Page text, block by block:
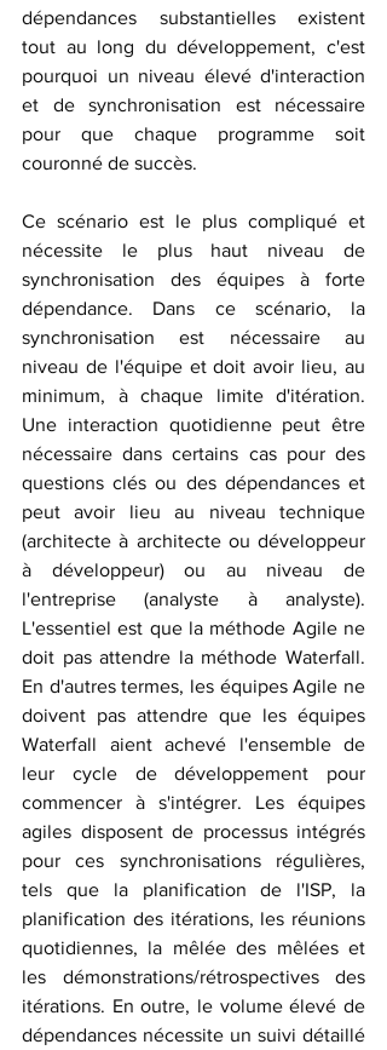
dépendances substantielles existent
tout au long du développement, c'est
pourquoi un niveau élevé d'interaction
et de synchronisation est nécessaire
pour que chaque programme soit
couronné de succès.
Ce scénario est le plus compliqué et
nécessite le plus haut niveau de
synchronisation des équipes à forte
dépendance. Dans ce scénario, la
synchronisation est nécessaire au
niveau de l'équipe et doit avoir lieu, au
minimum, à chaque limite d'itération.
Une interaction quotidienne peut être
nécessaire dans certains cas pour des
questions clés ou des dépendances et
peut avoir lieu au niveau technique
(architecte à architecte ou développeur
à développeur) ou au niveau de
l'entreprise (analyste à analyste).
L'essentiel est que la méthode Agile ne
doit pas attendre la méthode Waterfall.
En d'autres termes, les équipes Agile ne
doivent pas attendre que les équipes
Waterfall aient achevé l'ensemble de
leur cycle de développement pour
commencer à s'intégrer. Les équipes
agiles disposent de processus intégrés
pour ces synchronisations régulières,
tels que la planification de l'ISP, la
planification des itérations, les réunions
quotidiennes, la mêlée des mêlées et
les démonstrations/rétrospectives des
itérations. En outre, le volume élevé de
dépendances nécessite un suivi détaillé